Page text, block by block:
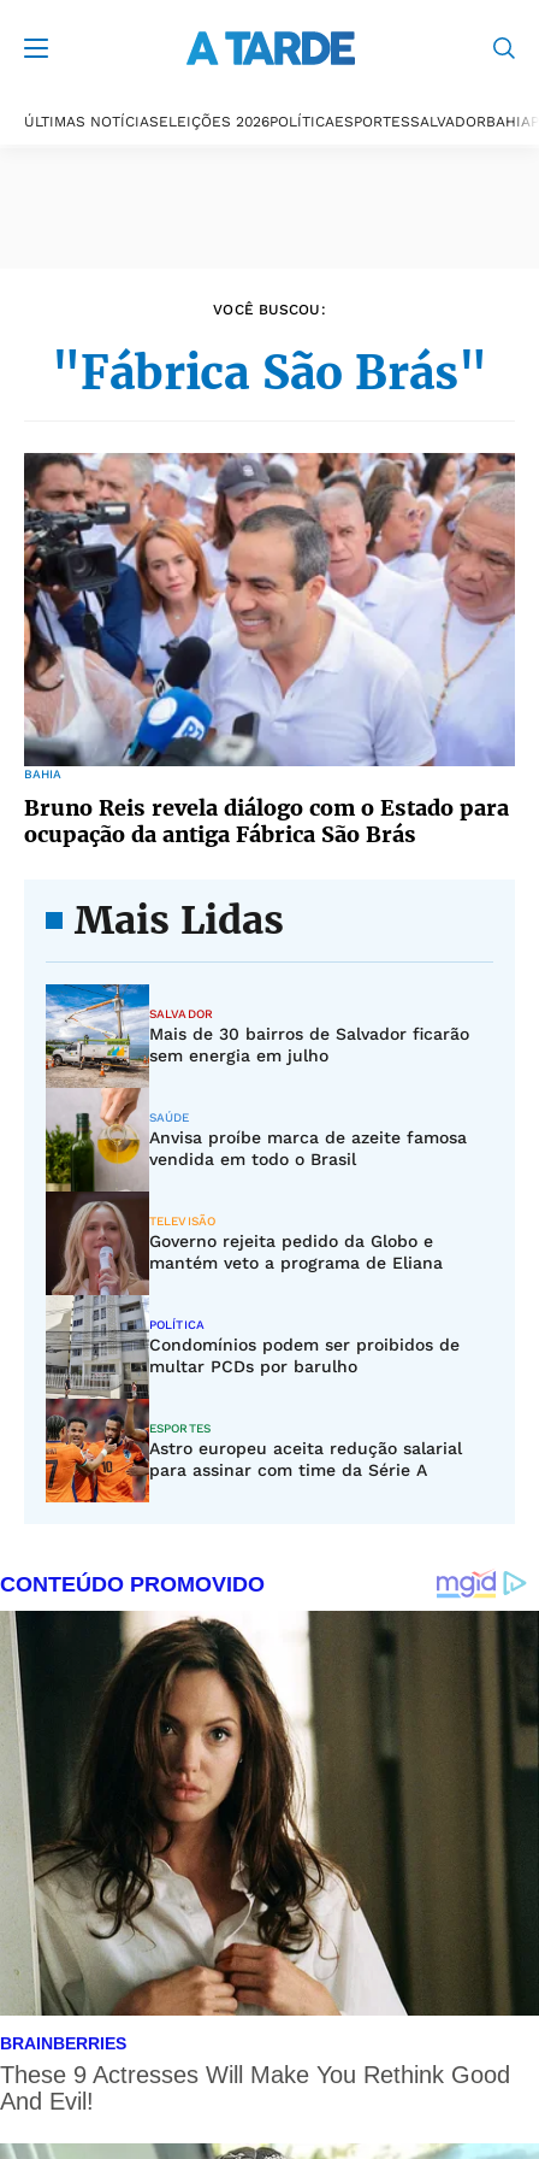
ÚLTIMAS NOTÍCIASELEIÇÕES 2026POLÍTICAESPORTESSALVADORBAHIA
VOCÊ BUSCOU:
"Fábrica São Brás"
BAHIA
Bruno Reis revela diálogo com o Estado para
ocupação da antiga Fábrica São Brás
Mais Lidas
SALVADOR
Mais de 30 bairros de Salvador ficarão
sem energia em julho
SAÚDE
Anvisa proíbe marca de azeite famosa
vendida em todo o Brasil
TELEVISÃO
Governo rejeita pedido da Globo e
mantém veto a programa de Eliana
POLÍTICA
Condomínios podem ser proibidos de
multar PCDs por barulho
ESPORTES
Astro europeu aceita redução salarial
para assinar com time da Série A